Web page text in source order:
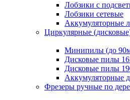
Лобзики с
Лобзики сетевые
Аккумуляторные
Циркулярные
Минипилы (до
Дисковые пилы
Дисковые пилы
Аккумуляторные
Фрезеры ручные по